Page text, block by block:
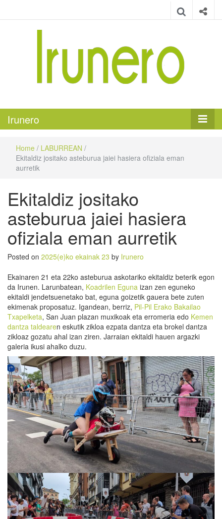
Irunero
Home / LABURREAN /
Ekitaldiz jositako asteburua jaiei hasiera ofiziala eman
aurretik
Ekitaldiz jositako
asteburua jaiei hasiera
ofiziala eman aurretik
Posted on 2025(e)ko ekainak 23 by Irunero
Ekainaren 21 eta 22ko asteburua askotariko ekitaldiz beterik egon
da Irunen. Larunbatean, Koadrilen Eguna izan zen eguneko
ekitaldi jendetsuenetako bat, eguna goizetik gauera bete zuten
ekimenak proposatuz. Igandean, berriz, Pil-Pil Erako Bakailao
Txapelketa, San Juan plazan muxikoak eta erromeria edo Kemen
dantza taldearen eskutik zikloa ezpata dantza eta brokel dantza
zikloaz gozatu ahal izan ziren. Jarraian ekitaldi hauen argazki
galeria ikusi ahalko duzu.